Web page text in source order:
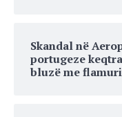
Skandal në
portugeze
bluzë me